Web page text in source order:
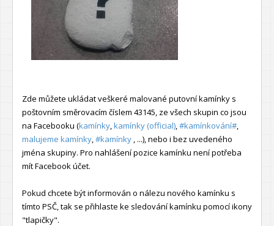
Zde můžete ukládat veškeré malované putovní kamínky s
poštovním směrovacím číslem 43145, ze všech skupin co jsou
na Facebooku (kamínky kamínky (official) #kamínkování#
malujeme kamínky #kamínky , ...), nebo i bez uvedeného
jména skupiny. Pro nahlášení pozice kamínku není potřeba
mít Facebook účet.
Pokud chcete být informován o nálezu nového kamínku s
tímto PSČ, tak se přihlaste ke sledování kamínku pomocí ikony
"tlapičky".